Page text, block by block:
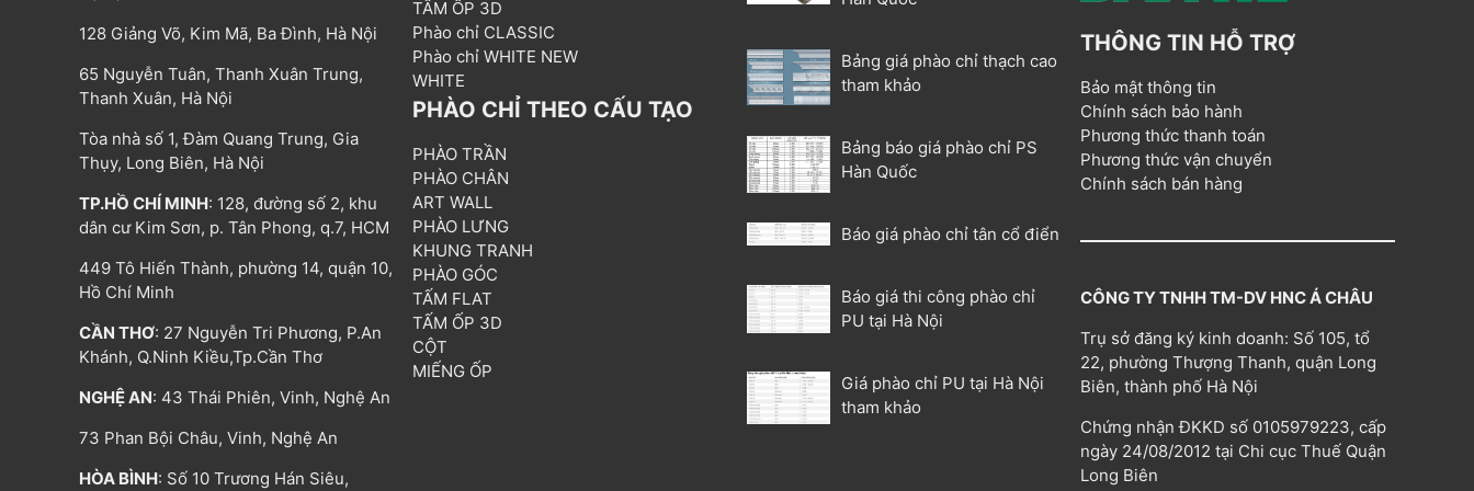
128 Giảng Võ, Kim Mã, Ba Đình, Hà Nội
65 Nguyễn Tuân, Thanh Xuân Trung,
Thanh Xuân, Hà Nội
Tòa nhà số 1, Đàm Quang Trung, Gia
Thụy, Long Biên, Hà Nội
TP.HỒ CHÍ MINH: 128, đường số 2, khu
dân cư Kim Sơn, p. Tân Phong, q.7, HCM
449 Tô Hiến Thành, phường 14, quận 10,
Hồ Chí Minh
CẦN THƠ: 27 Nguyễn Tri Phương, P.An
Khánh, Q.Ninh Kiều,Tp.Cần Thơ
NGHỆ AN: 43 Thái Phiên, Vinh, Nghệ An
73 Phan Bội Châu, Vinh, Nghệ An
HÒA BÌNH: Số 10 Trương Hán Siêu,
TẤM ỐP 3D
Phào chỉ CLASSIC
Phào chỉ WHITE NEW
WHITE
PHÀO CHỈ THEO CẤU TẠO
PHÀO TRẦN
PHÀO CHÂN
ART WALL
PHÀO LƯNG
KHUNG TRANH
PHÀO GÓC
TẤM FLAT
TẤM ỐP 3D
CỘT
MIẾNG ỐP
Bảng giá phào chỉ thạch cao
tham khảo
Bảng báo giá phào chỉ PS
Hàn Quốc
Báo giá phào chỉ tân cổ điển
Báo giá thi công phào chỉ
PU tại Hà Nội
Giá phào chỉ PU tại Hà Nội
tham khảo
THÔNG TIN HỖ TRỢ
Bảo mật thông tin
Chính sách bảo hành
Phương thức thanh toán
Phương thức vận chuyển
Chính sách bán hàng
CÔNG TY TNHH TM-DV HNC Á CHÂU
Trụ sở đăng ký kinh doanh: Số 105, tổ
22, phường Thượng Thanh, quận Long
Biên, thành phố Hà Nội
Chứng nhận ĐKKD số 0105979223, cấp
ngày 24/08/2012 tại Chi cục Thuế Quận
Long Biên